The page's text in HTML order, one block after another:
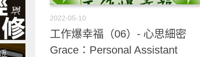
2022-05-10
工作爆幸福（06）- 心思細密
Grace：Personal Assistant